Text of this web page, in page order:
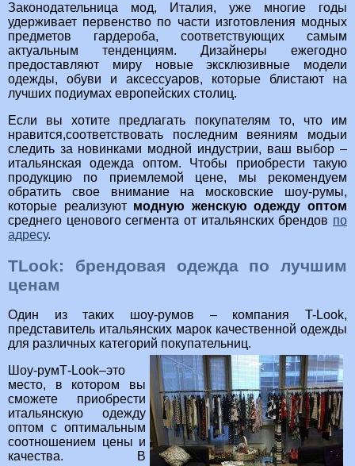
Законодательница мод, Италия, уже многие годы
удерживает первенство по части изготовления модных
предметов гардероба, соответствующих самым
актуальным тенденциям. Дизайнеры ежегодно
предоставляют миру новые эксклюзивные модели
одежды, обуви и аксессуаров, которые блистают на
лучших подиумах европейских столиц.
Если вы хотите предлагать покупателям то, что им
нравится,соответствовать последним веяниям модыи
следить за новинками модной индустрии, ваш выбор –
итальянская одежда оптом. Чтобы приобрести такую
продукцию по приемлемой цене, мы рекомендуем
обратить свое внимание на московские шоу-румы,
которые реализуют модную женскую одежду оптом
среднего ценового сегмента от итальянских брендов по
адресу.
TLook: брендовая одежда по лучшим
ценам
Один из таких шоу-румов – компания T-Look,
представитель итальянских марок качественной одежды
для различных категорий покупательниц.
Шоу-румТ-Look–это
место, в котором вы
сможете приобрести
итальянскую одежду
оптом с оптимальным
соотношением цены и
качества. В